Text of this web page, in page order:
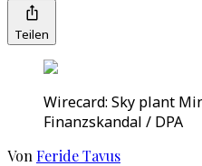
Teilen
Wirecard: Sky plant
Finanzskandal / DPA
Von Feride Tavus